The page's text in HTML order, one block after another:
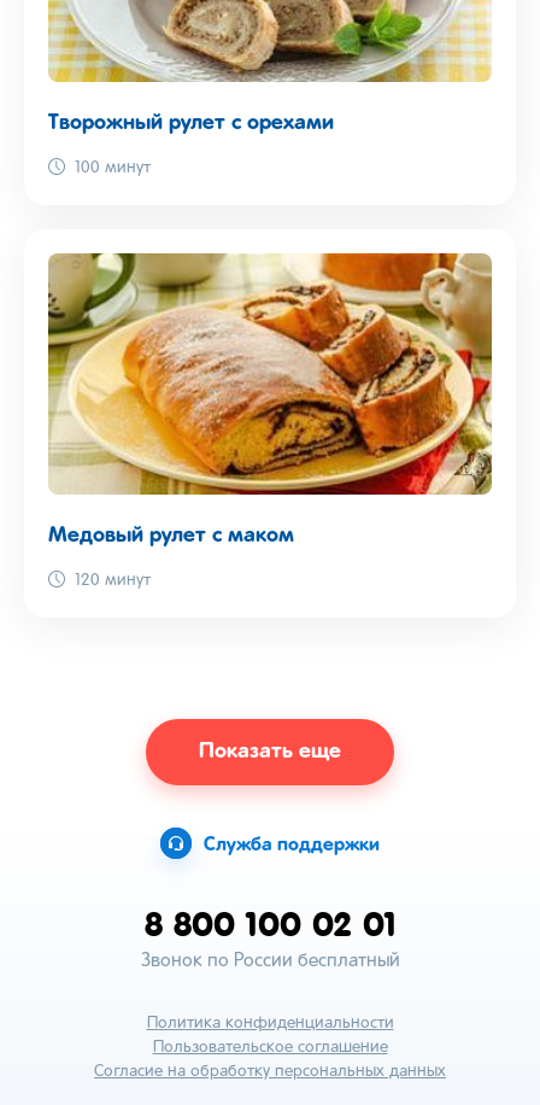
Творожный рулет с орехами
100 минут
Медовый рулет с маком
120 минут
Показать еще
Служба поддержки
8 800 100 02 01
Звонок по России бесплатный
Политика конфиденциальности
Пользовательское соглашение
Согласие на обработку персональных данных